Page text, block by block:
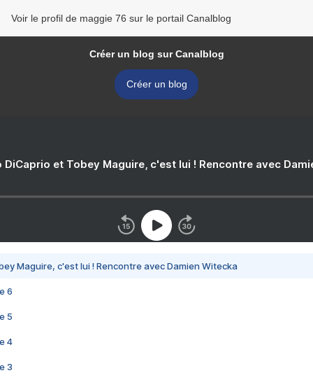
Voir le profil de maggie 76 sur le portail Canalblog
Créer un blog sur Canalblog
Créer un blog
DiCaprio et Tobey Maguire, c'est lui ! Rencontre avec
Maguire, c'est lui ! Rencontre avec Damien Witecka
6
5
4
3